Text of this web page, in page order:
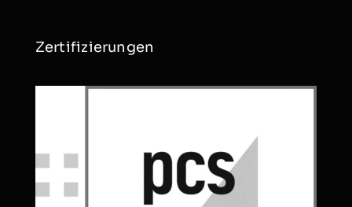
Zertifizierungen